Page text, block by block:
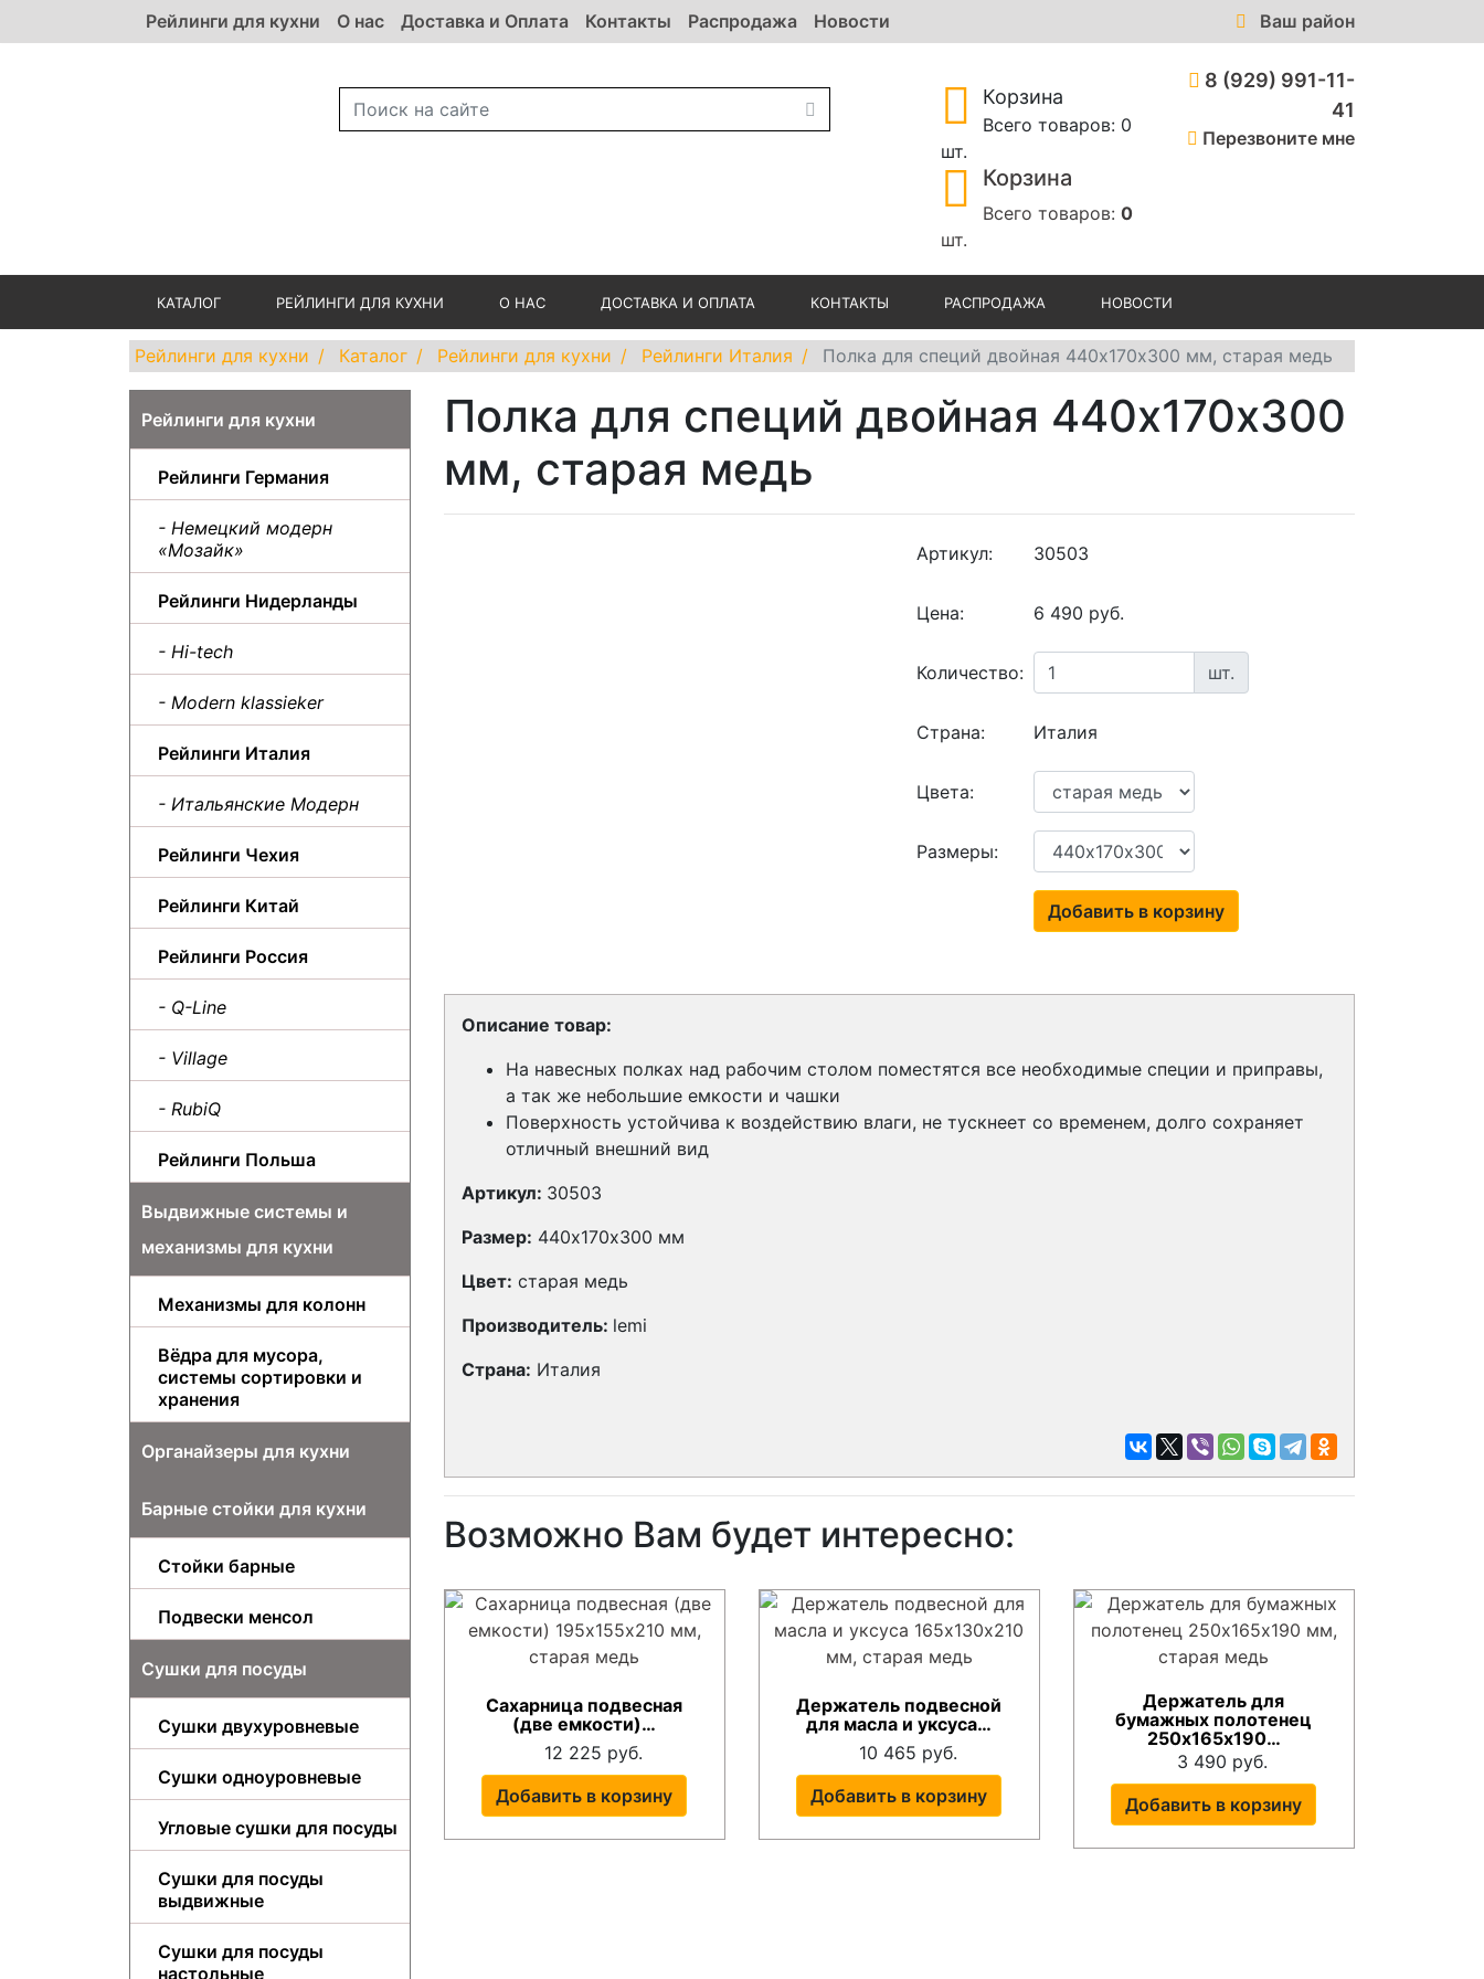
Рейлинги для кухни О нас Доставка и Оплата Контакты Распродажа Новости Ваш район
Корзина
Всего товаров: 0
шт.
Корзина
Всего товаров: 0
шт.
8 (929) 991-11-
41
Перезвоните мне
КАТАЛОГ РЕЙЛИНГИ ДЛЯ КУХНИ О НАС ДОСТАВКА И ОПЛАТА КОНТАКТЫ РАСПРОДАЖА НОВОСТИ
Рейлинги для кухни Каталог Рейлинги для кухни Рейлинги Италия Полка для специй двойная 440х170х300 мм, старая медь
Рейлинги для кухни
Рейлинги Германия
- Немецкий модерн
«Мозайк»
Рейлинги Нидерланды
- Hi-tech
- Modern klassieker
Рейлинги Италия
- Итальянские Модерн
Рейлинги Чехия
Рейлинги Китай
Рейлинги Россия
- Q-Line
- Village
- RubiQ
Рейлинги Польша
Выдвижные системы и
механизмы для кухни
Механизмы для колонн
Вёдра для мусора,
системы сортировки и
хранения
Органайзеры для кухни
Барные стойки для кухни
Стойки барные
Подвески менсол
Сушки для посуды
Сушки двухуровневые
Сушки одноуровневые
Угловые сушки для посуды
Сушки для посуды
выдвижные
Сушки для посуды
настольные
Полка для специй двойная 440х170х300
мм, старая медь
Артикул: 30503
Цена: 6 490 руб.
Количество: шт.
Страна: Италия
Цвета:
Размеры:
Добавить в корзину
Описание товар:
На навесных полках над рабочим столом поместятся все необходимые специи и приправы,
а так же небольшие емкости и чашки
Поверхность устойчива к воздействию влаги, не тускнеет со временем, долго сохраняет
отличный внешний вид
Артикул: 30503
Размер: 440х170х300 мм
Цвет: старая медь
Производитель: lemi
Страна: Италия
Возможно Вам будет интересно:
Сахарница подвесная
(две емкости)…
12 225 руб.
Добавить в корзину
Держатель подвесной
для масла и уксуса…
10 465 руб.
Добавить в корзину
Держатель для
бумажных полотенец
250х165х190…
3 490 руб.
Добавить в корзину